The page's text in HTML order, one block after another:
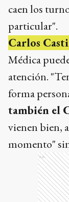
caen los
particular".
Carlos
Médica
atención.
forma
también el
vienen bien,
momento"
Ads